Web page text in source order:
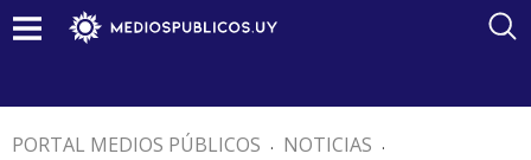
PORTAL MEDIOS PÚBLICOS . NOTICIAS .